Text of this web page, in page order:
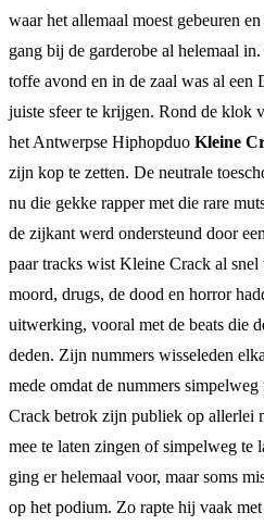
waar het allemaal moest gebeuren
gang bij de garderobe al helemaal
toffe avond en in de zaal was al een
juiste sfeer te krijgen. Rond de klok
het Antwerpse Hiphopduo Kleine
zijn kop te zetten. De neutrale
nu die gekke rapper met die rare
de zijkant werd ondersteund door
paar tracks wist Kleine Crack al
moord, drugs, de dood en horror
uitwerking, vooral met de beats die
deden. Zijn nummers wisseleden
mede omdat de nummers
Crack betrok zijn publiek op allerlei
mee te laten zingen of simpelweg te
ging er helemaal voor, maar soms
op het podium. Zo rapte hij vaak